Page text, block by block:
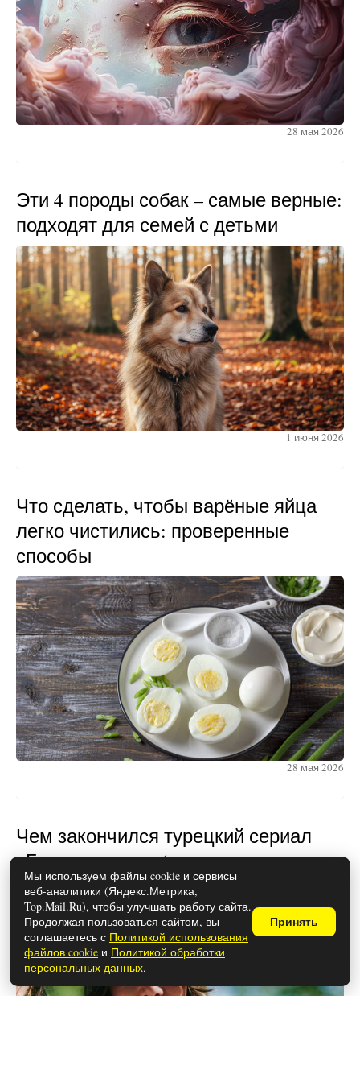
28 мая 2026
Эти 4 породы собак – самые верные:
подходят для семей с детьми
1 июня 2026
Что сделать, чтобы варёные яйца
легко чистились: проверенные
способы
28 мая 2026
Чем закончился турецкий сериал
«Беззащитные» (осторожно,
спойлеры!)
Мы используем файлы cookie и сервисы
веб-аналитики (Яндекс.Метрика,
Top.Mail.Ru), чтобы улучшать работу сайта.
Продолжая пользоваться сайтом, вы
соглашаетесь с Политикой использования
файлов cookie и Политикой обработки
персональных данных.
Принять